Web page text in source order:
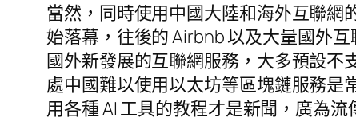
當然，同時使用中國大陸和海外互聯網
始落幕，往後的 Airbnb 以及大量國外
國外新發展的互聯網服務，大多預設
處中國難以使用以太坊等區塊鏈服務是
用各種 AI 工具的教程才是新聞，廣為流